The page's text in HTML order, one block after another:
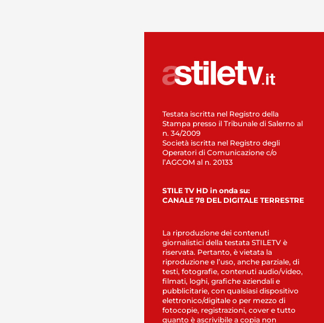
Testata iscritta nel Registro della
Stampa presso il Tribunale di Salerno al
n. 34/2009
Società iscritta nel Registro degli
Operatori di Comunicazione c/o
l’AGCOM al n. 20133
STILE TV HD in onda su:
CANALE 78 DEL DIGITALE TERRESTRE
La riproduzione dei contenuti
giornalistici della testata STILETV è
riservata. Pertanto, è vietata la
riproduzione e l’uso, anche parziale, di
testi, fotografie, contenuti audio/video,
filmati, loghi, grafiche aziendali e
pubblicitarie, con qualsiasi dispositivo
elettronico/digitale o per mezzo di
fotocopie, registrazioni, cover e tutto
quanto è ascrivibile a copia non